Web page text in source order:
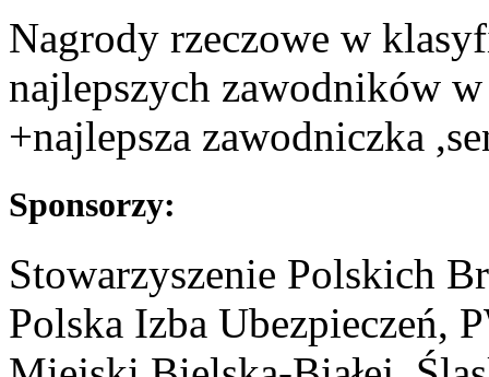
Nagrody rzeczowe w
najlepszych zawodników
+najlepsza zawodniczka
Sponsorzy:
Stowarzyszenie Polskich
Polska Izba Ubezpieczeń,